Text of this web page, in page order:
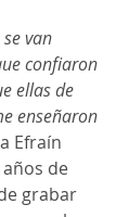
van
confiaron
ellas de
enseñaron
Efraín
de
grabar